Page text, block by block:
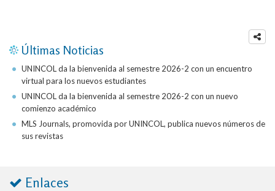
Últimas Noticias
UNINCOL da la bienvenida al semestre 2026-2 con un encuentro
virtual para los nuevos estudiantes
UNINCOL da la bienvenida al semestre 2026-2 con un nuevo
comienzo académico
MLS Journals, promovida por UNINCOL, publica nuevos números de
sus revistas
Enlaces